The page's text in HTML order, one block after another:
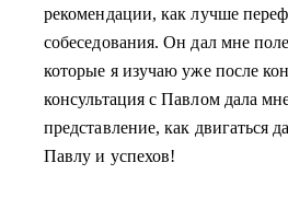
рекомендации, как лучше
собеседования. Он дал мне
которые я изучаю уже после
консультация с Павлом дала
представление, как двигаться
Павлу и успехов!